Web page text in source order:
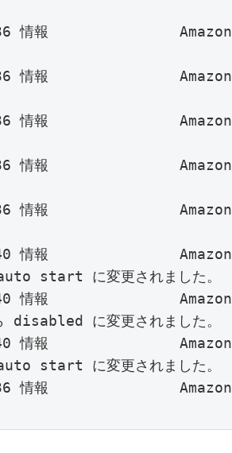
に移行しまし
情報               Amazon
に移行しまし
情報               Amazon
に移行しまし
情報               Amazon
に移行しまし
情報               Amazon
に移行しまし
情報               Amazon
に移行しまし
情報               Amazon
ら auto start に変更さ
情報               Amazon
から disabled に変更さ
情報               Amazon
ら auto start に変更さ
情報               Amazon